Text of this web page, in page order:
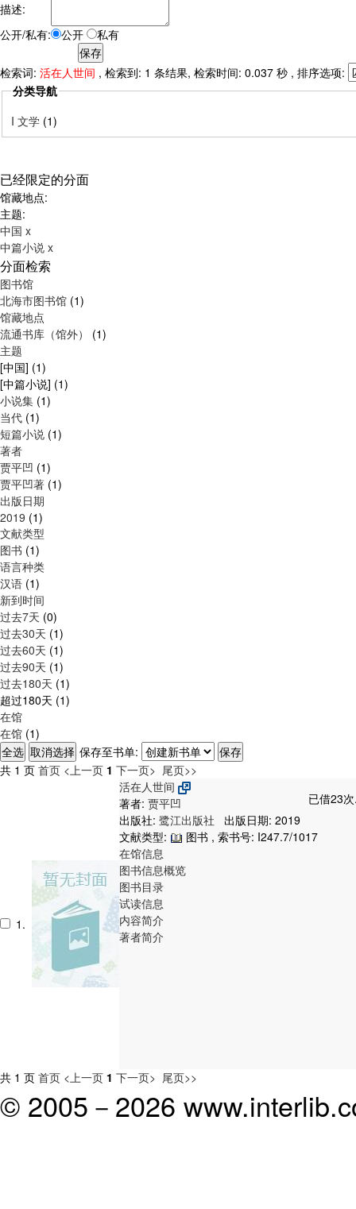
描述:
公开/私有:
公开 私有
检索词: 活在人世间 , 检索到: 1 条结果, 检索时间: 0.037 秒 , 排序选项:
分类导航
I 文学 (1)
已经限定的分面
馆藏地点:
主题:
中国 x
中篇小说 x
分面检索
图书馆
北海市图书馆 (1)
馆藏地点
流通书库（馆外） (1)
主题
[中国] (1)
[中篇小说] (1)
小说集 (1)
当代 (1)
短篇小说 (1)
著者
贾平凹 (1)
贾平凹著 (1)
出版日期
2019 (1)
文献类型
图书 (1)
语言种类
汉语 (1)
新到时间
过去7天 (0)
过去30天 (1)
过去60天 (1)
过去90天 (1)
过去180天 (1)
超过180天 (1)
在馆
在馆 (1)
保存至书单:
共 1 页 首页 <上一页 1 下一页> 尾页>>
1.
活在人世间
已借23
著者: 贾平凹
出版社: 鹭江出版社
出版日期: 2019
文献类型:
图书 , 索书号: I247.7/1017
在馆信息
图书信息概览
图书目录
试读信息
内容简介
著者简介
共 1 页 首页 <上一页 1 下一页> 尾页>>
© 2005－ 2026